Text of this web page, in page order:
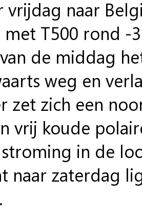
vrijdag naar
T500 rond -
de middag
weg en
zet zich een
vrij koude
in de
naar zaterdag